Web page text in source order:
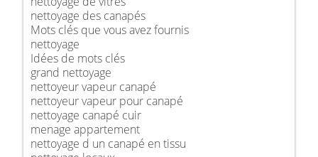
nettoyage des canapés
Mots clés que vous avez fournis
nettoyage
Idées de mots clés
grand nettoyage
nettoyeur vapeur canapé
nettoyeur vapeur pour canapé
nettoyage canapé cuir
menage appartement
nettoyage d un canapé en tissu